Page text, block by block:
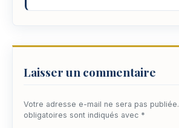
Laisser un commentaire
Votre adresse e-mail ne sera pas publiée.
obligatoires sont indiqués avec *